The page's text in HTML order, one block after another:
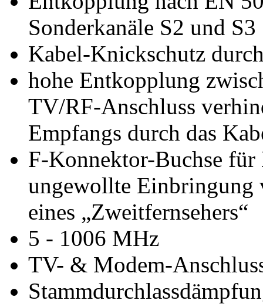
Sonderkanäle S2 und S3
Kabel-Knickschutz
hohe Entkopplung
TV/RF-Anschluss
Empfangs durch das
F-Konnektor-Buchse
ungewollte Einbringung
eines „Zweitfernsehers“
5 - 1006 MHz
TV- & Modem-